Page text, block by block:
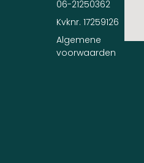
06-21250362
Kvknr. 17259126
Algemene
voorwaarden